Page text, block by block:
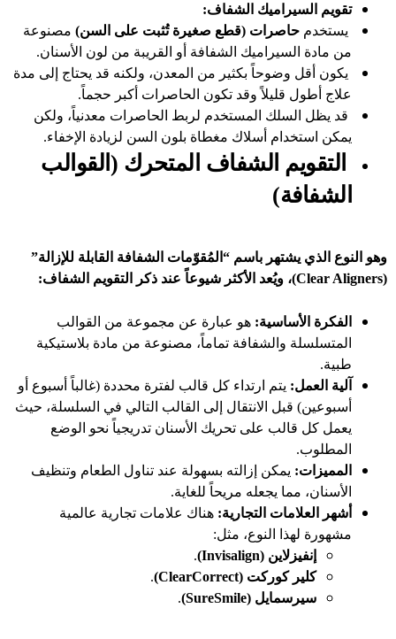
تقويم السيراميك الشفاف:
يستخدم حاصرات (قطع صغيرة تُثبت على السن) مصنوعة
من مادة السيراميك الشفافة أو القريبة من لون الأسنان.
يكون أقل وضوحاً بكثير من المعدن، ولكنه قد يحتاج إلى مدة
علاج أطول قليلاً وقد تكون الحاصرات أكبر حجماً.
قد يظل السلك المستخدم لربط الحاصرات معدنياً، ولكن
يمكن استخدام أسلاك مغطاة بلون السن لزيادة الإخفاء.
التقويم الشفاف المتحرك (القوالب
الشفافة)
وهو النوع الذي يشتهر باسم “المُقوّمات الشفافة القابلة للإزالة”
(Clear Aligners)، ويُعد الأكثر شيوعاً عند ذكر التقويم الشفاف:
الفكرة الأساسية: هو عبارة عن مجموعة من القوالب
المتسلسلة والشفافة تماماً، مصنوعة من مادة بلاستيكية
طبية.
آلية العمل: يتم ارتداء كل قالب لفترة محددة (غالباً أسبوع أو
أسبوعين) قبل الانتقال إلى القالب التالي في السلسلة، حيث
يعمل كل قالب على تحريك الأسنان تدريجياً نحو الوضع
المطلوب.
المميزات: يمكن إزالته بسهولة عند تناول الطعام وتنظيف
الأسنان، مما يجعله مريحاً للغاية.
أشهر العلامات التجارية: هناك علامات تجارية عالمية
مشهورة لهذا النوع، مثل:
إنفيزلاين (Invisalign)
.
كلير كوركت (ClearCorrect)
.
سيرسمايل (SureSmile)
.